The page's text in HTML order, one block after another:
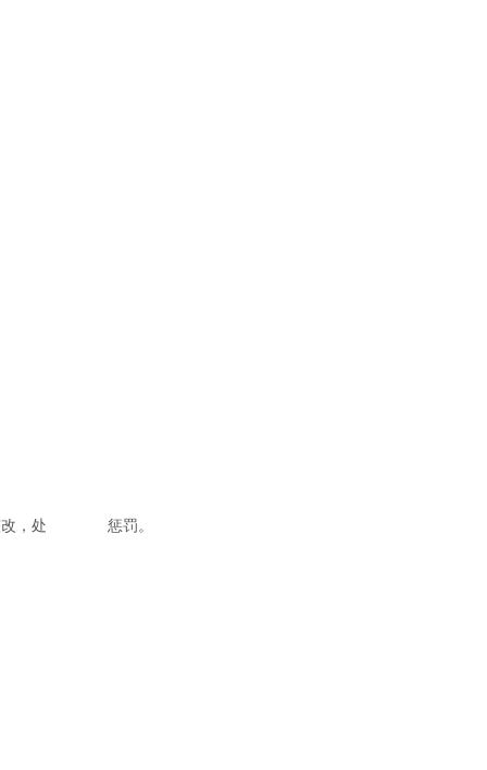
令整改，处 惩罚。